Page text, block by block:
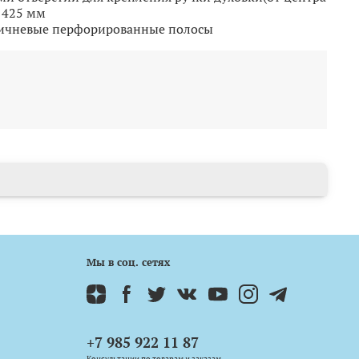
425 мм
перфорированные полосы
Мы в соц. сетях
+7 985 922 11 87